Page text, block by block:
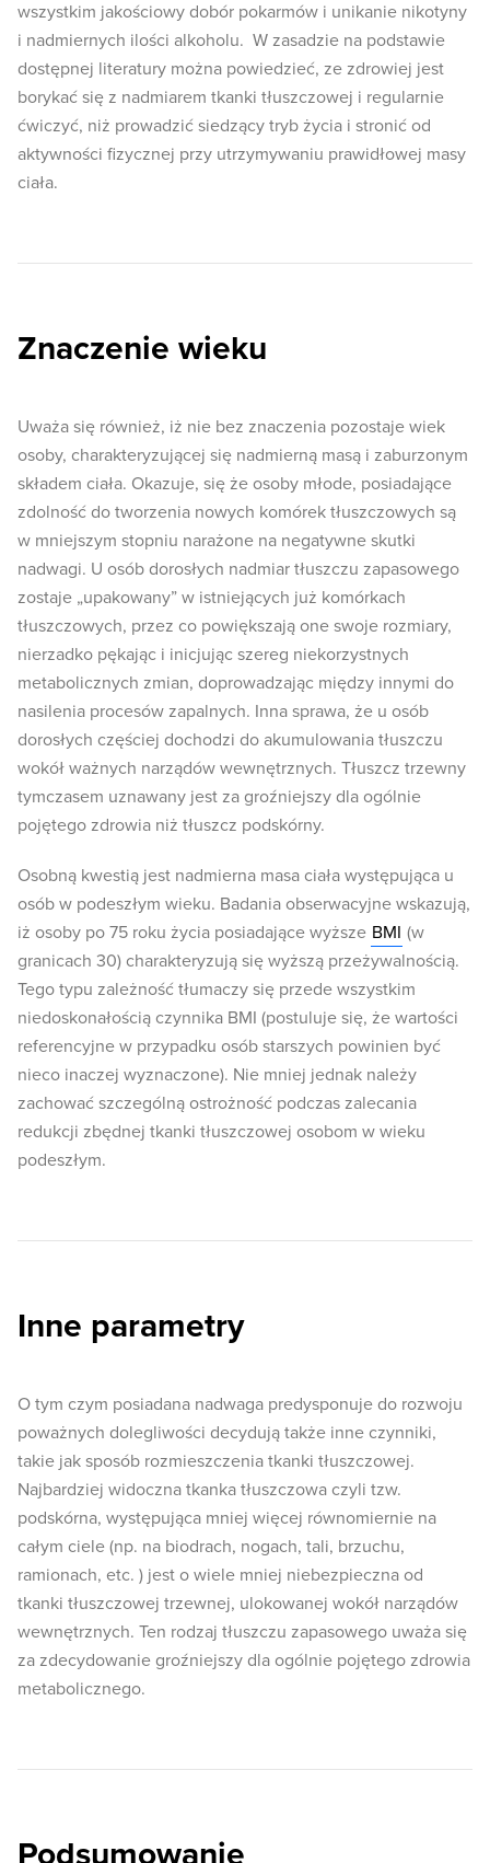
wszystkim jakościowy dobór pokarmów i unikanie nikotyny
i nadmiernych ilości alkoholu. W zasadzie na podstawie
dostępnej literatury można powiedzieć, ze zdrowiej jest
borykać się z nadmiarem tkanki tłuszczowej i regularnie
ćwiczyć, niż prowadzić siedzący tryb życia i stronić od
aktywności fizycznej przy utrzymywaniu prawidłowej masy
ciała.
Znaczenie wieku
Uważa się również, iż nie bez znaczenia pozostaje wiek
osoby, charakteryzującej się nadmierną masą i zaburzonym
składem ciała. Okazuje, się że osoby młode, posiadające
zdolność do tworzenia nowych komórek tłuszczowych są
w mniejszym stopniu narażone na negatywne skutki
nadwagi. U osób dorosłych nadmiar tłuszczu zapasowego
zostaje „upakowany” w istniejących już komórkach
tłuszczowych, przez co powiększają one swoje rozmiary,
nierzadko pękając i inicjując szereg niekorzystnych
metabolicznych zmian, doprowadzając między innymi do
nasilenia procesów zapalnych. Inna sprawa, że u osób
dorosłych częściej dochodzi do akumulowania tłuszczu
wokół ważnych narządów wewnętrznych. Tłuszcz trzewny
tymczasem uznawany jest za groźniejszy dla ogólnie
pojętego zdrowia niż tłuszcz podskórny.
Osobną kwestią jest nadmierna masa ciała występująca u
osób w podeszłym wieku. Badania obserwacyjne wskazują,
iż osoby po 75 roku życia posiadające wyższe BMI (w
granicach 30) charakteryzują się wyższą przeżywalnością.
Tego typu zależność tłumaczy się przede wszystkim
niedoskonałością czynnika BMI (postuluje się, że wartości
referencyjne w przypadku osób starszych powinien być
nieco inaczej wyznaczone). Nie mniej jednak należy
zachować szczególną ostrożność podczas zalecania
redukcji zbędnej tkanki tłuszczowej osobom w wieku
podeszłym.
Inne parametry
O tym czym posiadana nadwaga predysponuje do rozwoju
poważnych dolegliwości decydują także inne czynniki,
takie jak sposób rozmieszczenia tkanki tłuszczowej.
Najbardziej widoczna tkanka tłuszczowa czyli tzw.
podskórna, występująca mniej więcej równomiernie na
całym ciele (np. na biodrach, nogach, tali, brzuchu,
ramionach, etc. ) jest o wiele mniej niebezpieczna od
tkanki tłuszczowej trzewnej, ulokowanej wokół narządów
wewnętrznych. Ten rodzaj tłuszczu zapasowego uważa się
za zdecydowanie groźniejszy dla ogólnie pojętego zdrowia
metabolicznego.
Podsumowanie